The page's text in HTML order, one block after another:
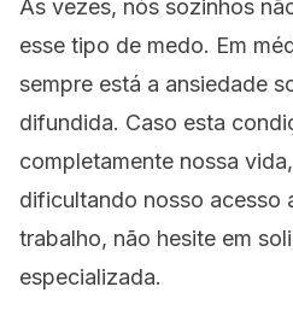
Às vezes, nós sozinhos
esse tipo de medo. Em
sempre está a ansiedade
difundida. Caso esta
completamente nossa
dificultando nosso acesso
trabalho, não hesite em
especializada.